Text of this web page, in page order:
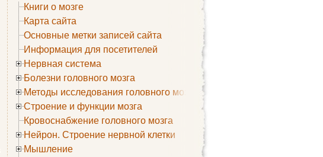
Книги о мозге
Карта сайта
Основные метки записей сайта
Информация для посетителей
Нервная система
Болезни головного мозга
Методы исследования головного мозга
Строение и функции мозга
Кровоснабжение головного мозга
Нейрон. Строение нервной клетки
Мышление